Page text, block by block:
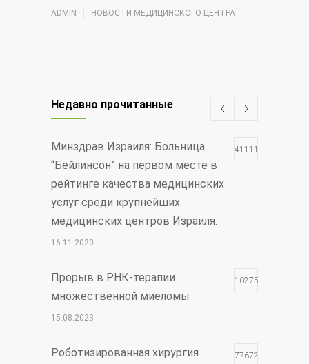
ADMIN НОВОСТИ МЕДИЦИНСКОГО ЦЕНТРА
Недавно прочитанные
Минздрав Израиля: Больница
“Бейлинсон” на первом месте в
рейтинге качества медицинских
услуг среди крупнейших
медицинских центров Израиля.
411113
16.11.2020
Прорыв в РНК-терапии
множественной миеломы
102750
15.08.2023
Роботизированная хирургия
77672